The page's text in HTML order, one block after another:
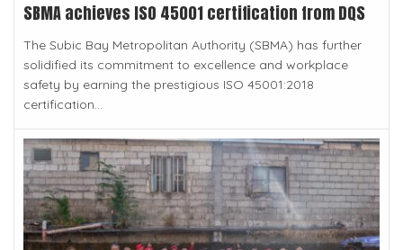
SBMA achieves ISO 45001 certification from DQS
The Subic Bay Metropolitan Authority (SBMA) has further
solidified its commitment to excellence and workplace
safety by earning the prestigious ISO 45001:2018
certification...